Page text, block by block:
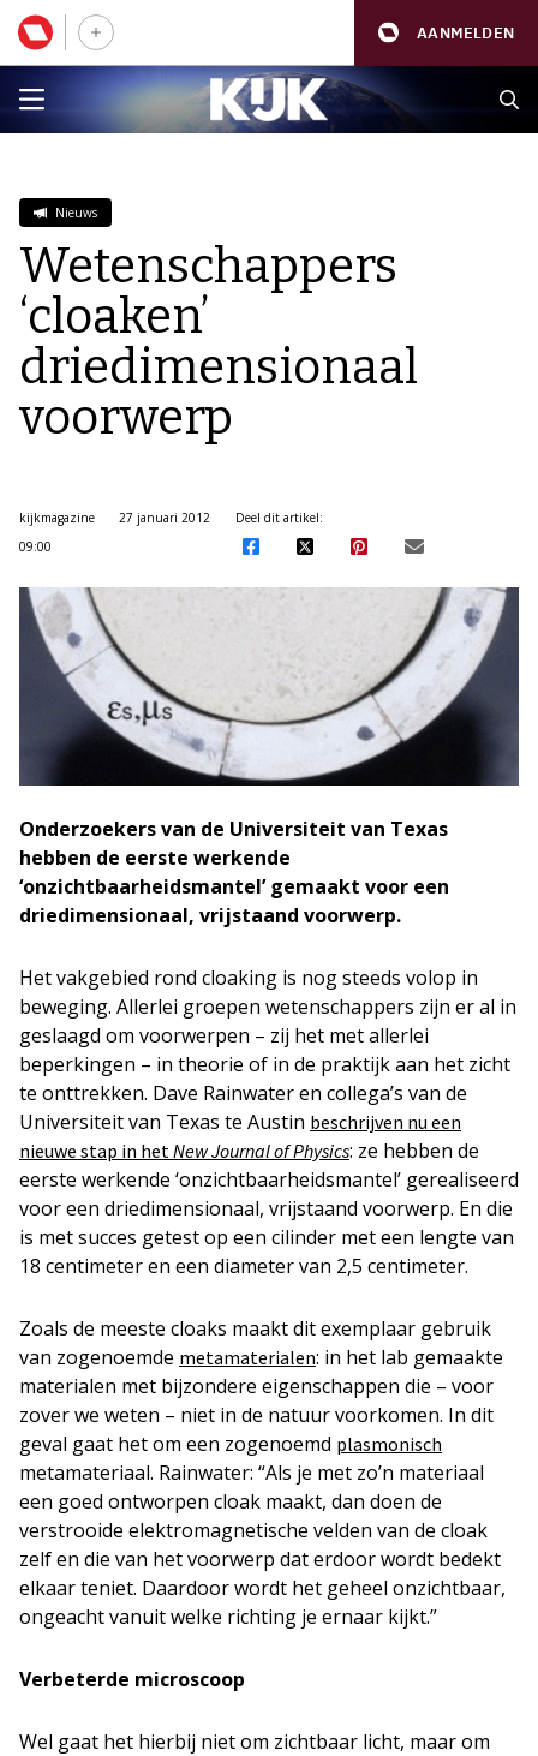
AANMELDEN
Nieuws
Wetenschappers
‘cloaken’
driedimensionaal
voorwerp
kijkmagazine
27 januari 2012
09:00
Deel dit artikel:
Onderzoekers van de Universiteit van Texas
hebben de eerste werkende
‘onzichtbaarheidsmantel’ gemaakt voor een
driedimensionaal, vrijstaand voorwerp.
Het vakgebied rond cloaking is nog steeds volop in
beweging. Allerlei groepen wetenschappers zijn er al in
geslaagd om voorwerpen – zij het met allerlei
beperkingen – in theorie of in de praktijk aan het zicht
te onttrekken. Dave Rainwater en collega’s van de
Universiteit van Texas te Austin beschrijven nu een
nieuwe stap in hetNew Journal of Physics: ze hebben de
eerste werkende ‘onzichtbaarheidsmantel’ gerealiseerd
voor een driedimensionaal, vrijstaand voorwerp. En die
is met succes getest op een cilinder met een lengte van
18 centimeter en een diameter van 2,5 centimeter.
Zoals de meeste cloaks maakt dit exemplaar gebruik
van zogenoemde metamaterialen: in het lab gemaakte
materialen met bijzondere eigenschappen die – voor
zover we weten – niet in de natuur voorkomen. In dit
geval gaat het om een zogenoemd plasmonisch
metamateriaal. Rainwater: “Als je met zo’n materiaal
een goed ontworpen cloak maakt, dan doen de
verstrooide elektromagnetische velden van de cloak
zelf en die van het voorwerp dat erdoor wordt bedekt
elkaar teniet. Daardoor wordt het geheel onzichtbaar,
ongeacht vanuit welke richting je ernaar kijkt.”
Verbeterde microscoop
Wel gaat het hierbij niet om zichtbaar licht, maar om